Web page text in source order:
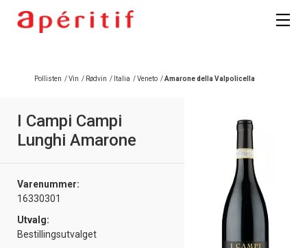
Pollisten /Vin / Rødvin / Italia /Veneto /Amarone della Valpolicella
I Campi Campi
Lunghi Amarone
Varenummer:
16330301
Utvalg:
Bestillingsutvalget